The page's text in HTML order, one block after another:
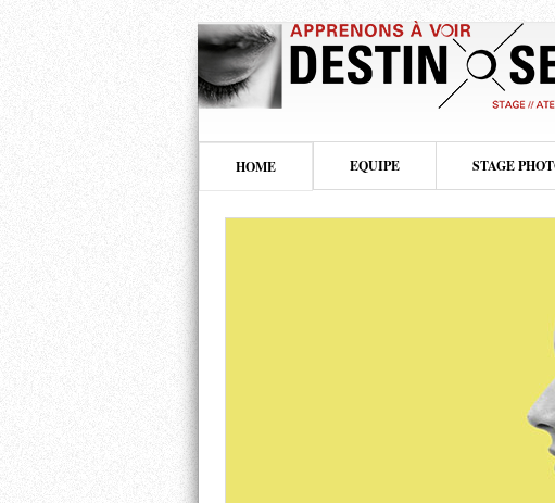
HOME EQUIPE STAGE